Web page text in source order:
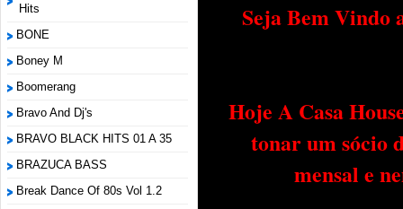
Hits
BONE
Boney M
Boomerang
Bravo And Dj's
BRAVO BLACK HITS 01 A 35
BRAZUCA BASS
Break Dance Of 80s Vol 1.2
Seja Bem Vindo
Hoje A Casa
tonar um sócio
mensal e